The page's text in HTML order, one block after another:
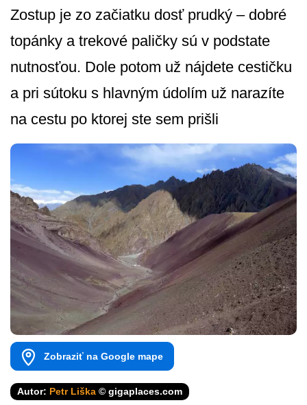
Zostup je zo začiatku dosť prudký – dobré
topánky a trekové paličky sú v podstate
nutnosťou. Dole potom už nájdete cestičku
a pri sútoku s hlavným údolím už narazíte
na cestu po ktorej ste sem prišli
Zobraziť na Google mape
Autor: Petr Liška © gigaplaces.com